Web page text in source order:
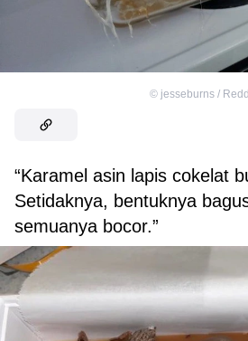
© jesseburns /
“Karamel asin lapis cokelat
Setidaknya, bentuknya
semuanya bocor.”